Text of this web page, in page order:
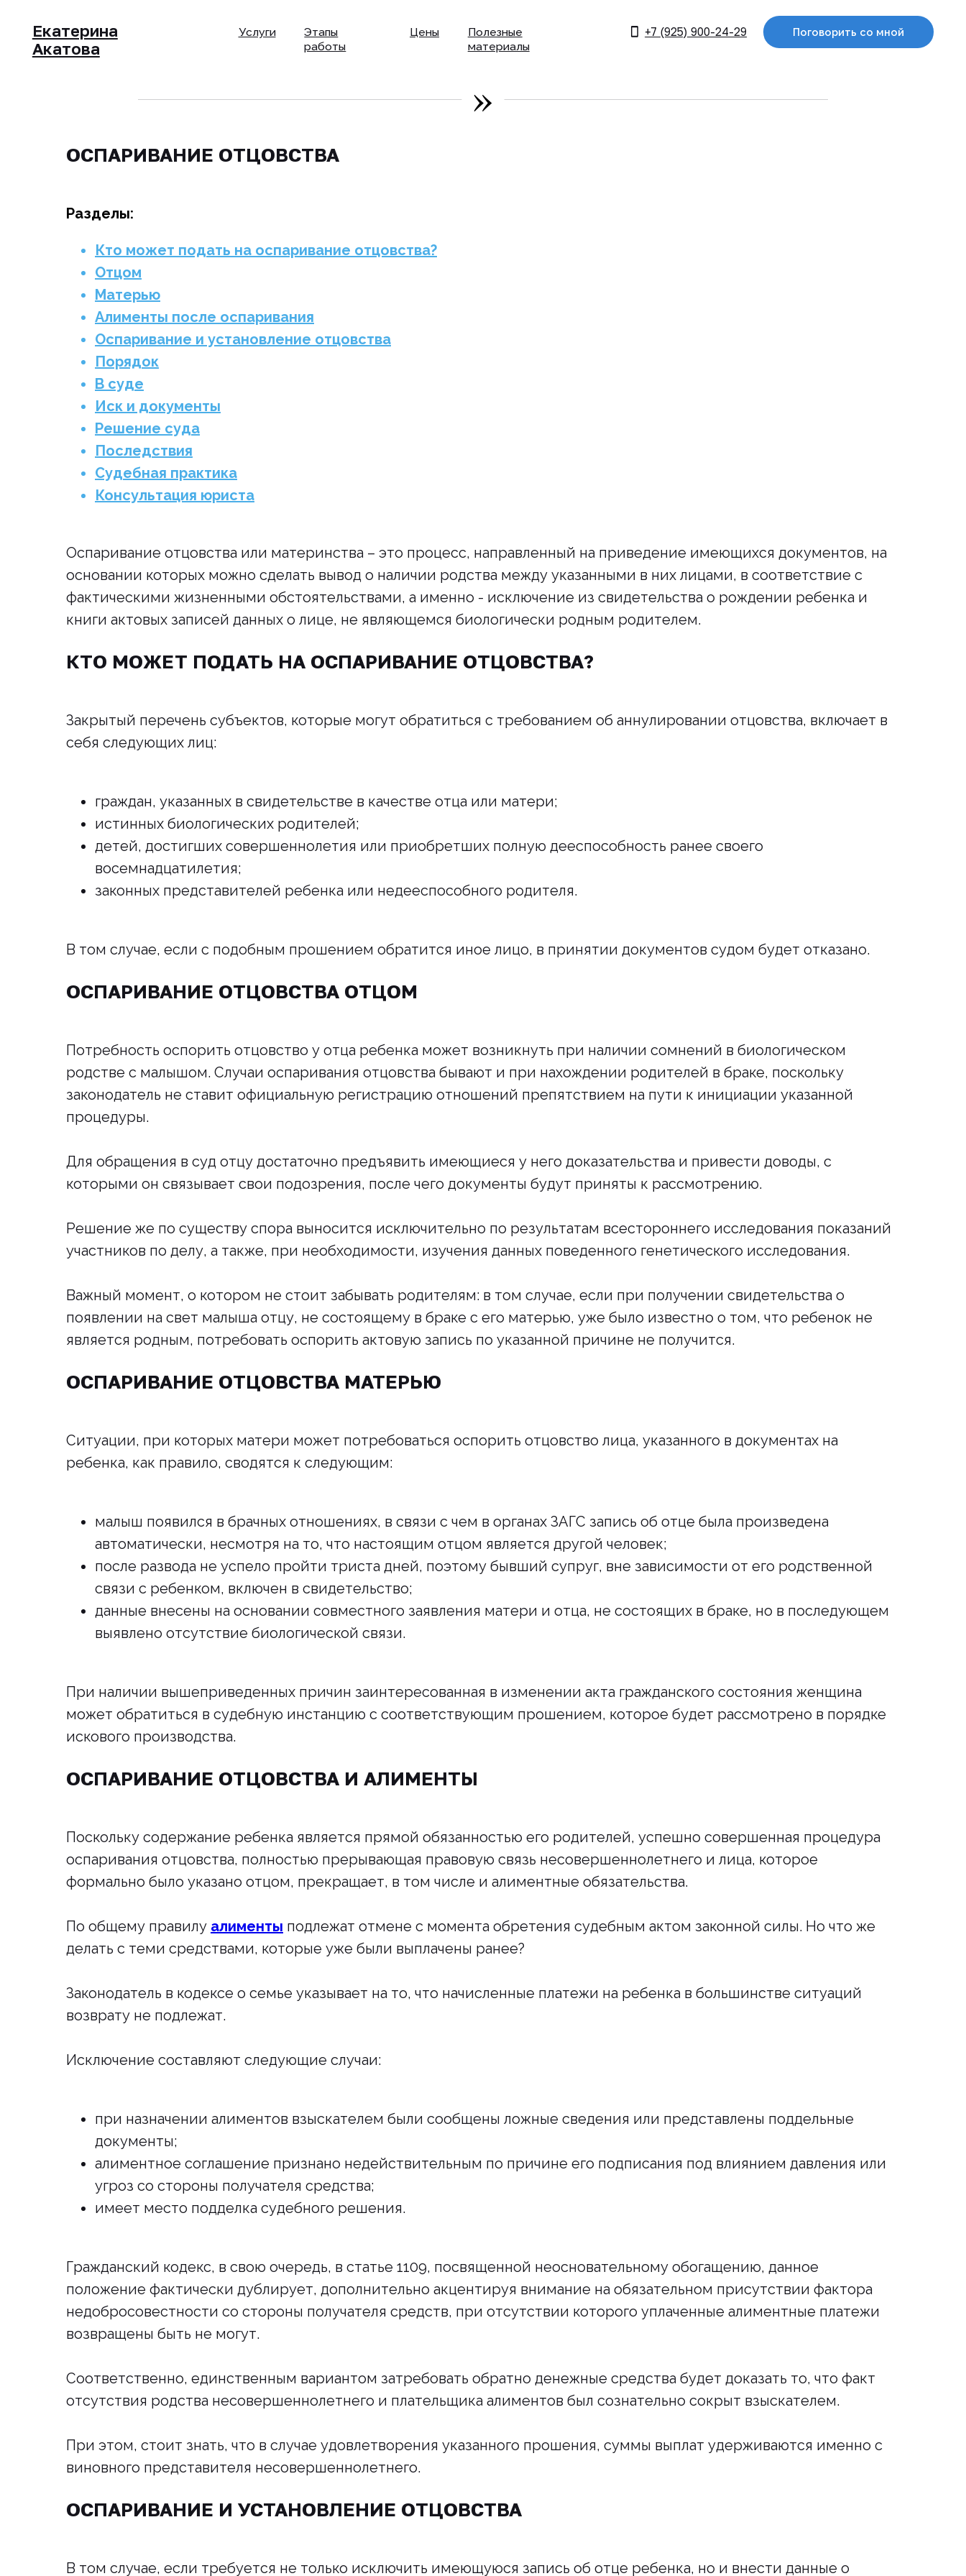
Екатерина
Акатова
Полезные
материалы
Этапы
работы
Услуги +7 (925) 900-24-29 Поговорить со мной
»
ОСПАРИВАНИЕ ОТЦОВСТВА
Разделы:
Кто может подать на оспаривание отцовства?
Отцом
Матерью
Алименты после оспаривания
Оспаривание и установление отцовства
Порядок
В суде
Иск и документы
Решение суда
Последствия
Судебная практика
Консультация юриста
Оспаривание отцовства или материнства – это процесс, направленный на приведение имеющихся документов, на
основании которых можно сделать вывод о наличии родства между указанными в них лицами, в соответствие с
фактическими жизненными обстоятельствами, а именно - исключение из свидетельства о рождении ребенка и
книги актовых записей данных о лице, не являющемся биологически родным родителем.
КТО МОЖЕТ ПОДАТЬ НА ОСПАРИВАНИЕ ОТЦОВСТВА?
Закрытый перечень субъектов, которые могут обратиться с требованием об аннулировании отцовства, включает в
себя следующих лиц:
граждан, указанных в свидетельстве в качестве отца или матери;
истинных биологических родителей;
детей, достигших совершеннолетия или приобретших полную дееспособность ранее своего
восемнадцатилетия;
законных представителей ребенка или недееспособного родителя.
В том случае, если с подобным прошением обратится иное лицо, в принятии документов судом будет отказано.
ОСПАРИВАНИЕ ОТЦОВСТВА ОТЦОМ
Потребность оспорить отцовство у отца ребенка может возникнуть при наличии сомнений в биологическом
родстве с малышом. Случаи оспаривания отцовства бывают и при нахождении родителей в браке, поскольку
законодатель не ставит официальную регистрацию отношений препятствием на пути к инициации указанной
процедуры.
Для обращения в суд отцу достаточно предъявить имеющиеся у него доказательства и привести доводы, с
которыми он связывает свои подозрения, после чего документы будут приняты к рассмотрению.
Решение же по существу спора выносится исключительно по результатам всестороннего исследования показаний
участников по делу, а также, при необходимости, изучения данных поведенного генетического исследования.
Важный момент, о котором не стоит забывать родителям: в том случае, если при получении свидетельства о
появлении на свет малыша отцу, не состоящему в браке с его матерью, уже было известно о том, что ребенок не
является родным, потребовать оспорить актовую запись по указанной причине не получится.
ОСПАРИВАНИЕ ОТЦОВСТВА МАТЕРЬЮ
Ситуации, при которых матери может потребоваться оспорить отцовство лица, указанного в документах на
ребенка, как правило, сводятся к следующим:
малыш появился в брачных отношениях, в связи с чем в органах ЗАГС запись об отце была произведена
автоматически, несмотря на то, что настоящим отцом является другой человек;
после развода не успело пройти триста дней, поэтому бывший супруг, вне зависимости от его родственной
связи с ребенком, включен в свидетельство;
данные внесены на основании совместного заявления матери и отца, не состоящих в браке, но в последующем
выявлено отсутствие биологической связи.
При наличии вышеприведенных причин заинтересованная в изменении акта гражданского состояния женщина
может обратиться в судебную инстанцию с соответствующим прошением, которое будет рассмотрено в порядке
искового производства.
ОСПАРИВАНИЕ ОТЦОВСТВА И АЛИМЕНТЫ
Поскольку содержание ребенка является прямой обязанностью его родителей, успешно совершенная процедура
оспаривания отцовства, полностью прерывающая правовую связь несовершеннолетнего и лица, которое
формально было указано отцом, прекращает, в том числе и алиментные обязательства.
По общему правилу алименты подлежат отмене с момента обретения судебным актом законной силы. Но что же
делать с теми средствами, которые уже были выплачены ранее?
Законодатель в кодексе о семье указывает на то, что начисленные платежи на ребенка в большинстве ситуаций
возврату не подлежат.
Исключение составляют следующие случаи:
при назначении алиментов взыскателем были сообщены ложные сведения или представлены поддельные
документы;
алиментное соглашение признано недействительным по причине его подписания под влиянием давления или
угроз со стороны получателя средства;
имеет место подделка судебного решения.
Гражданский кодекс, в свою очередь, в статье 1109, посвященной неосновательному обогащению, данное
положение фактически дублирует, дополнительно акцентируя внимание на обязательном присутствии фактора
недобросовестности со стороны получателя средств, при отсутствии которого уплаченные алиментные платежи
возвращены быть не могут.
Соответственно, единственным вариантом затребовать обратно денежные средства будет доказать то, что факт
отсутствия родства несовершеннолетнего и плательщика алиментов был сознательно сокрыт взыскателем.
При этом, стоит знать, что в случае удовлетворения указанного прошения, суммы выплат удерживаются именно с
виновного представителя несовершеннолетнего.
ОСПАРИВАНИЕ И УСТАНОВЛЕНИЕ ОТЦОВСТВА
В том случае, если требуется не только исключить имеющуюся запись об отце ребенка, но и внести данные о